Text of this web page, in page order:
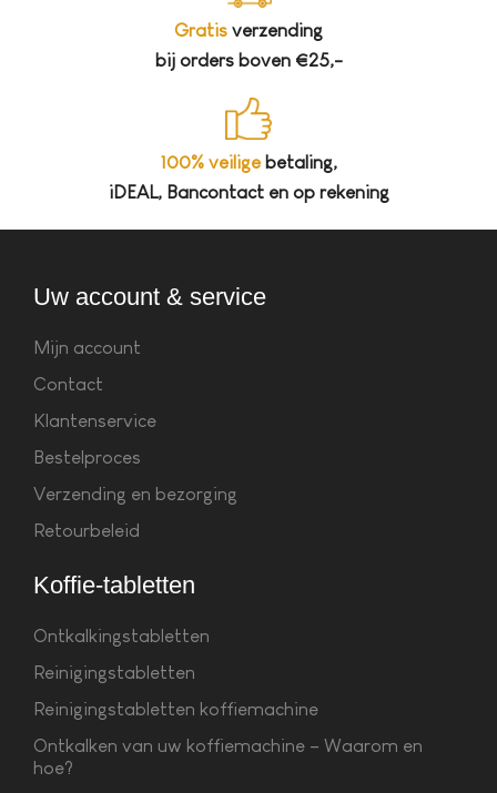
Gratis verzending
bij orders boven €25,-
100% veiligebetaling,
iDEAL, Bancontact en op rekening
Uw account & service
Mijn account
Contact
Klantenservice
Bestelproces
Verzending en bezorging
Retourbeleid
Koffie-tabletten
Ontkalkingstabletten
Reinigingstabletten
Reinigingstabletten koffiemachine
Ontkalken van uw koffiemachine – Waarom en
hoe?